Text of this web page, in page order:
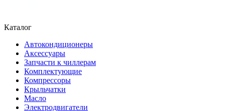
Каталог
Автокондиционеры
Аксессуары
Запчасти к чиллерам
Комплектующие
Компрессоры
Крыльчатки
Масло
Электродвигатели